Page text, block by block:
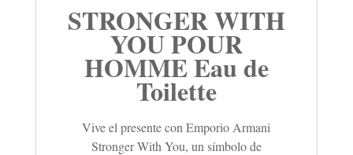
STRONGER WITH
YOU POUR
HOMME Eau de
Toilette
Vive el presente con Emporio Armani
Stronger With You, un símbolo de